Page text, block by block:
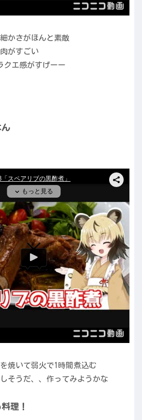
かさがほんと素敵
がすごい
クエ感がすげーー
ん
焼いて弱火で1時間煮込む
そうだ、、作ってみようかな
理！